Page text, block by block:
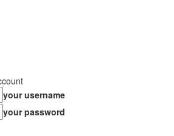
your username
your password